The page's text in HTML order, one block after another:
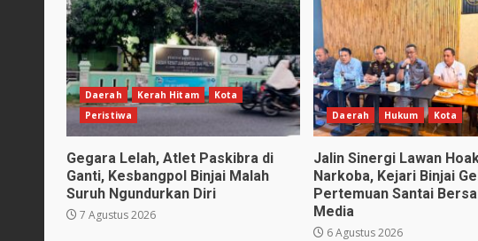
Daerah Kerah Hitam
Kota
Peristiwa
Gegara Lelah, Atlet Paskibra di
Ganti, Kesbangpol Binjai Malah
Suruh Ngundurkan Diri
7 Agustus 2026
Daerah Hukum Kota
Jalin Sinergi Lawan
Narkoba, Kejari Binjai
Pertemuan Santai
Media
6 Agustus 2026